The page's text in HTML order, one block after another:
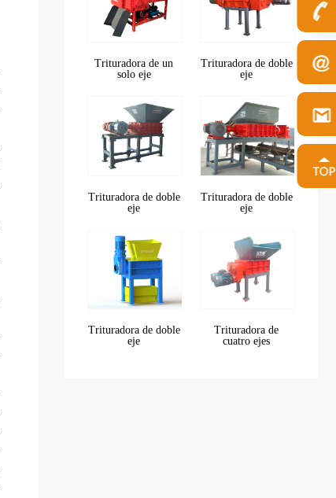
Trituradora de un
solo eje
Trituradora de doble
eje
Trituradora de doble
eje
Trituradora de doble
eje
Trituradora de doble
eje
Trituradora de
cuatro ejes